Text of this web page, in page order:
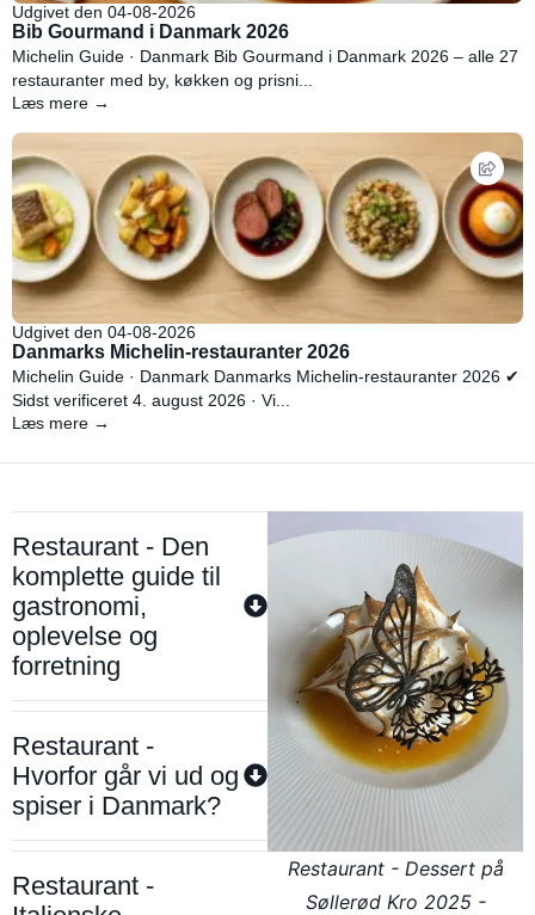
Udgivet den 04-08-2026
Bib Gourmand i Danmark 2026
Michelin Guide · Danmark Bib Gourmand i Danmark 2026 – alle 27
restauranter med by, køkken og prisni...
Læs mere →
Udgivet den 04-08-2026
Danmarks Michelin-restauranter 2026
Michelin Guide · Danmark Danmarks Michelin-restauranter 2026 ✔
Sidst verificeret 4. august 2026 · Vi...
Læs mere →
Restaurant - Den
komplette guide til
gastronomi,
oplevelse og
forretning
Restaurant -
Hvorfor går vi ud og
spiser i Danmark?
Restaurant -
Restaurant - Dessert på
Søllerød Kro 2025 -